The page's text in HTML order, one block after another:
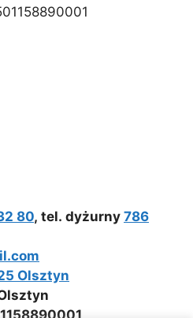
80, tel. dyżurny 786
Olsztyn